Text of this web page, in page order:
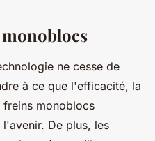
ne cesse de
à ce que l'efficacité, la
monoblocs
De plus, les